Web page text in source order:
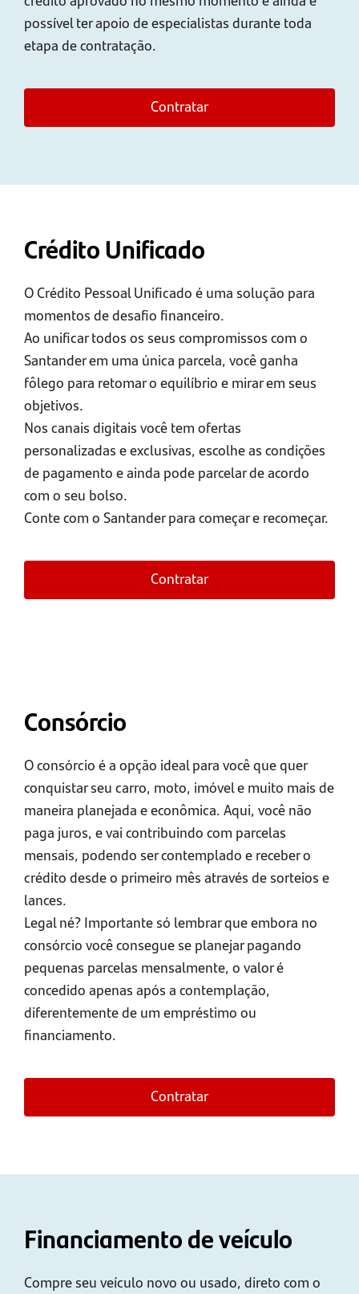
possível ter apoio de especialistas durante toda
etapa de contratação.
Contratar
Crédito Unificado
O Crédito Pessoal Unificado é uma solução para
momentos de desafio financeiro.
Ao unificar todos os seus compromissos com o
Santander em uma única parcela, você ganha
fôlego para retomar o equilíbrio e mirar em seus
objetivos.
Nos canais digitais você tem ofertas
personalizadas e exclusivas, escolhe as condições
de pagamento e ainda pode parcelar de acordo
com o seu bolso.
Conte com o Santander para começar e recomeçar.
Contratar
Consórcio
O consórcio é a opção ideal para você que quer
conquistar seu carro, moto, imóvel e muito mais de
maneira planejada e econômica. Aqui, você não
paga juros, e vai contribuindo com parcelas
mensais, podendo ser contemplado e receber o
crédito desde o primeiro mês através de sorteios e
lances.
Legal né? Importante só lembrar que embora no
consórcio você consegue se planejar pagando
pequenas parcelas mensalmente, o valor é
concedido apenas após a contemplação,
diferentemente de um empréstimo ou
financiamento.
Contratar
Financiamento de veículo
Compre seu veículo novo ou usado, direto com o